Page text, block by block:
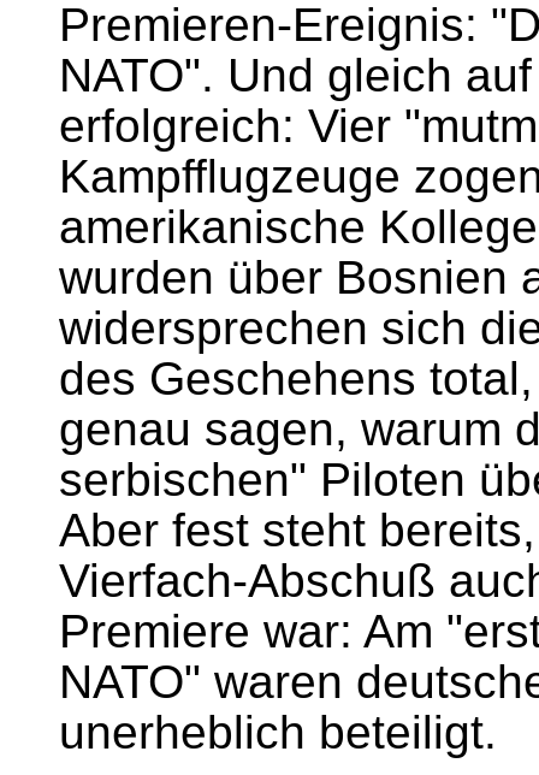
Premieren-Ereignis:
NATO". Und gleich
erfolgreich: Vier
Kampfflugzeuge
amerikanische
wurden über Bosnien
widersprechen sich
des Geschehens
genau sagen, warum
serbischen" Piloten
Aber fest steht
Vierfach-Abschuß
Premiere war: Am
NATO" waren
unerheblich beteiligt.